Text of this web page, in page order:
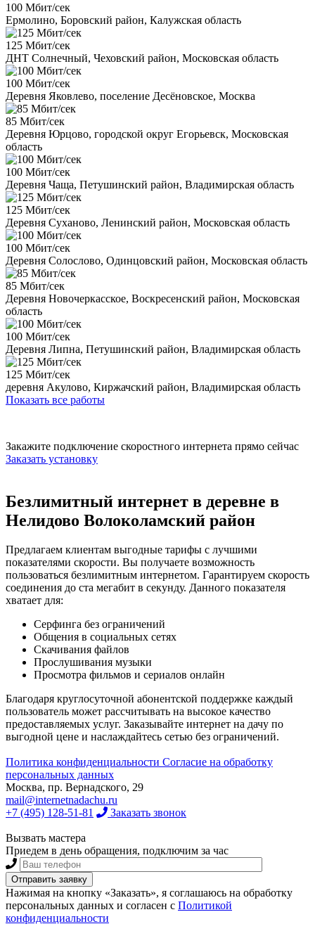
100 Мбит/сек
Ермолино, Боровский район, Калужская область
125 Мбит/сек
ДНТ Солнечный, Чеховский район, Московская область
100 Мбит/сек
Деревня Яковлево, поселение Десёновское, Москва
85 Мбит/сек
Деревня Юрцово, городской округ Егорьевск, Московская
область
100 Мбит/сек
Деревня Чаща, Петушинский район, Владимирская область
125 Мбит/сек
Деревня Суханово, Ленинский район, Московская область
100 Мбит/сек
Деревня Солослово, Одинцовский район, Московская область
85 Мбит/сек
Деревня Новочеркасское, Воскресенский район, Московская
область
100 Мбит/сек
Деревня Липна, Петушинский район, Владимирская область
125 Мбит/сек
деревня Акулово, Киржачский район, Владимирская область
Показать все работы
Закажите подключение скоростного интернета прямо сейчас
Заказать установку
Безлимитный интернет в деревне в
Нелидово Волоколамский район
Предлагаем клиентам выгодные тарифы с лучшими
показателями скорости. Вы получаете возможность
пользоваться безлимитным интернетом. Гарантируем скорость
соединения до ста мегабит в секунду. Данного показателя
хватает для:
Серфинга без ограничений
Общения в социальных сетях
Скачивания файлов
Прослушивания музыки
Просмотра фильмов и сериалов онлайн
Благодаря круглосуточной абонентской поддержке каждый
пользователь может рассчитывать на высокое качество
предоставляемых услуг. Заказывайте интернет на дачу по
выгодной цене и наслаждайтесь сетью без ограничений.
Политика конфиденциальности Согласие на обработку
персональных данных
Москва, пр. Вернадского, 29
mail@internetnadachu.ru
+7 (495) 128-51-81
Заказать звонок
Вызвать мастера
Приедем в день обращения, подключим за час
Нажимая на кнопку «Заказать», я соглашаюсь на обработку
персональных данных и согласен с Политикой
конфиденциальности